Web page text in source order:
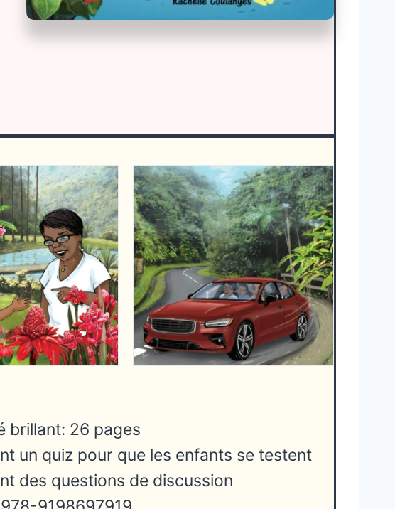
brillant: 26 pages
un quiz pour que les enfants se testent
des questions de discussion